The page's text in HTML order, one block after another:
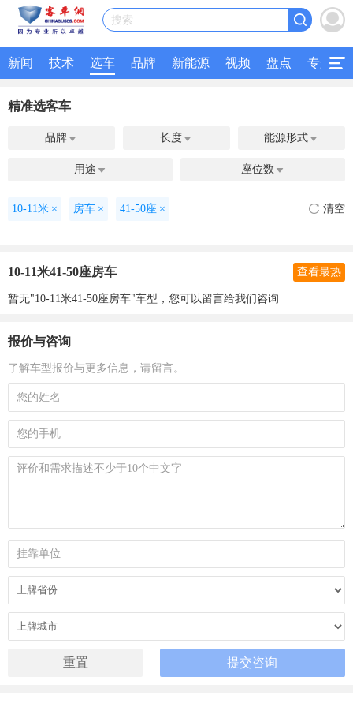
搜索
新闻 技术 选车 品牌 新能源 视频 盘点 专题
精准选客车
品牌  长度  能源形式 
用途  座位数 
10-11米 × 房车 × 41-50座 × 清空
10-11米41-50座房车 查看最热
暂无"10-11米41-50座房车"车型，您可以留言给我们咨询
报价与咨询
了解车型报价与更多信息，请留言。